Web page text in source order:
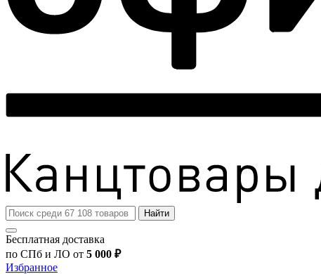
Найти
Бесплатная доставка
по СПб и ЛО от 5 000 ₽
Избранное